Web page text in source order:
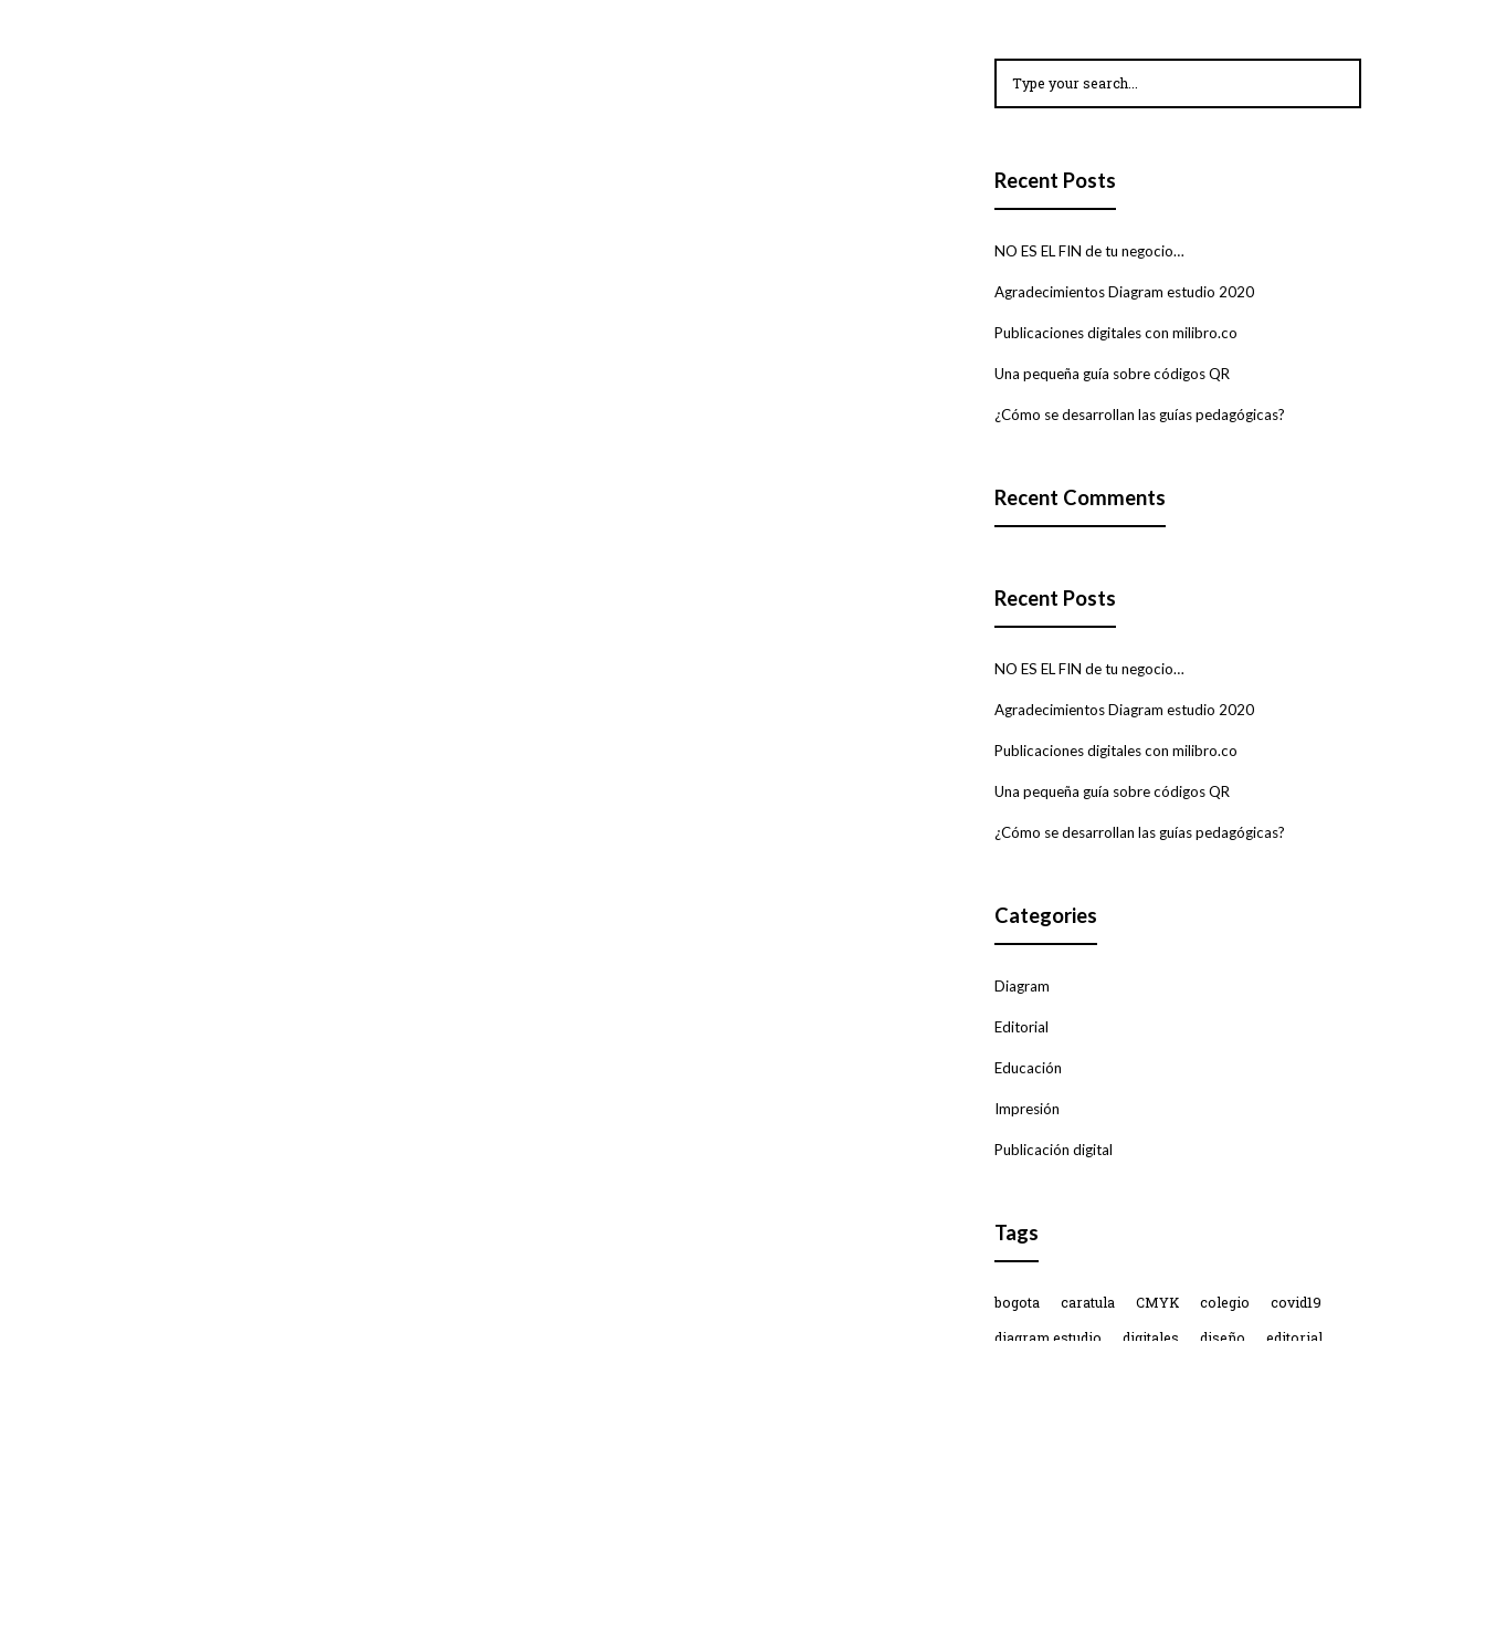
Recent Posts
NO ES EL FIN de tu negocio…
Agradecimientos Diagram estudio 2020
Publicaciones digitales con milibro.co
Una pequeña guía sobre códigos QR
¿Cómo se desarrollan las guías pedagógicas?
Recent Comments
Recent Posts
NO ES EL FIN de tu negocio…
Agradecimientos Diagram estudio 2020
Publicaciones digitales con milibro.co
Una pequeña guía sobre códigos QR
¿Cómo se desarrollan las guías pedagógicas?
Categories
Diagram
Editorial
Educación
Impresión
Publicación digital
Tags
bogota caratula CMYK colegio
covid19
diagram estudio
digitales diseño
editorial